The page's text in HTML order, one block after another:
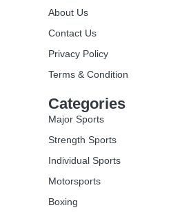
About Us
Contact Us
Privacy Policy
Terms & Condition
Categories
Major Sports
Strength Sports
Individual Sports
Motorsports
Boxing